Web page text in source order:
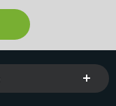
länkar